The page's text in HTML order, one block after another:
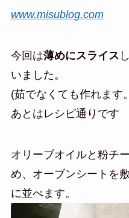
www.misublog.com
今回は薄めにスライス
いました。
(茹でなくても作れます
あとはレシピ通りです
オリーブオイルと粉チ
め、オーブンシートを
に並べます。